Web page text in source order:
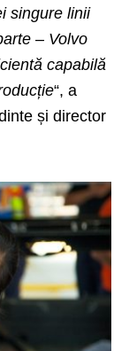
singure linii
– Volvo
capabilă
“, a
și director